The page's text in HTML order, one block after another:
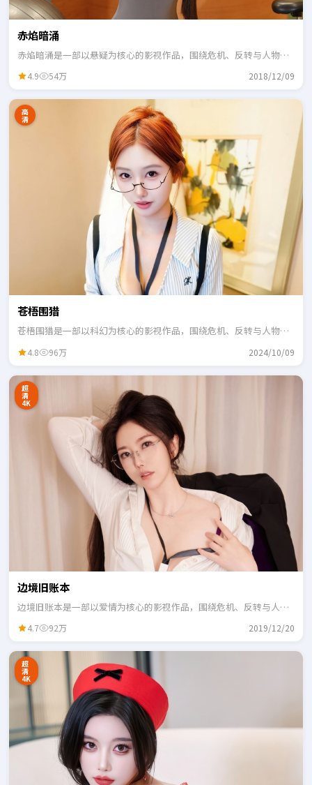
赤焰暗涌
赤焰暗涌是一部以悬疑为核心的影视作品，围绕危机、反转与人物成
4.9 54万 2018/12/09
高
清
苍梧围猎
苍梧围猎是一部以科幻为核心的影视作品，围绕危机、反转与人物成
4.8 96万 2024/10/09
超
清
4K
边境旧账本
边境旧账本是一部以爱情为核心的影视作品，围绕危机、反转与人物
4.7 92万 2019/12/20
超
清
4K